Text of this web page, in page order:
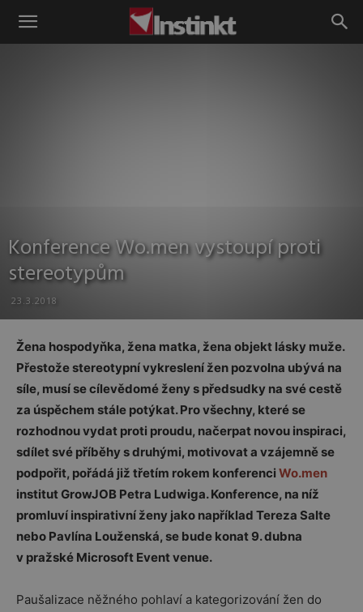
Instinkt
Konference Wo.men vystoupí proti
stereotypům
23.3.2018
Žena hospodyňka, žena matka, žena objekt lásky muže.
Přestože stereotypní vykreslení žen pozvolna ubývá na
síle, musí se cílevědomé ženy s předsudky na své cestě
za úspěchem stále potýkat. Pro všechny, které se
rozhodnou vydat proti proudu, načerpat novou inspiraci,
sdílet své příběhy s druhými, motivovat a vzájemně se
podpořit, pořádá již třetím rokem konferenci Wo.men
institut GrowJOB Petra Ludwiga. Konference, na níž
promluví inspirativní ženy jako například Tereza Salte
nebo Pavlína Louženská, se bude konat 9. dubna
v pražské Microsoft Event venue.
Paušalizace něžného pohlaví a kategorizování žen do